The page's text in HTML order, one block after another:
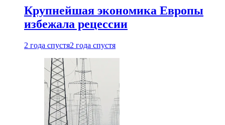
Крупнейшая экономика Европы
избежала рецессии
2 года спустя2 года спустя